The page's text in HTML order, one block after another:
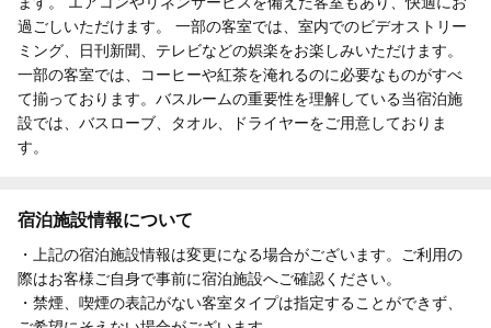
過ごしいただけます。 一部の客室では、室内でのビデオストリー
ミング、日刊新聞、テレビなどの娯楽をお楽しみいただけます。
一部の客室では、コーヒーや紅茶を淹れるのに必要なものがすべ
て揃っております。バスルームの重要性を理解している当宿泊施
設では、バスローブ、タオル、ドライヤーをご用意しておりま
す。
宿泊施設情報について
・上記の宿泊施設情報は変更になる場合がございます。ご利用の
際はお客様ご自身で事前に宿泊施設へご確認ください。
・禁煙、喫煙の表記がない客室タイプは指定することができず、